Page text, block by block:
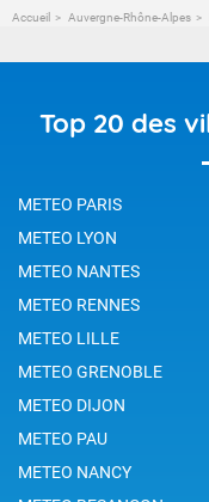
Accueil Auvergne-Rhône-Alpes
Top 20 des
METEO PARIS
METEO LYON
METEO NANTES
METEO RENNES
METEO LILLE
METEO GRENOBLE
METEO DIJON
METEO PAU
METEO NANCY